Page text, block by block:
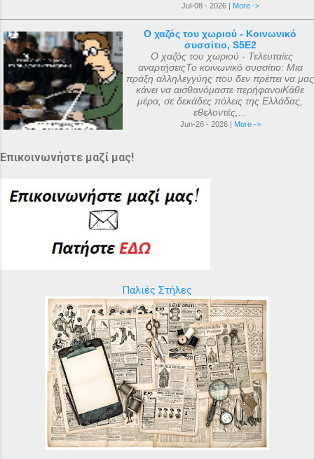
Jul-08 - 2026 | More ->
Ο χαζός του χωριού - Κοινωνικό
συσσίτιο, S5E2
Ο χαζός του χωριού - Τελευταίες
αναρτήσειςΤο κοινωνικό συσσίτιο: Μια
πράξη αλληλεγγύης που δεν πρέπει να μας
κάνει να αισθανόμαστε περήφανοιΚάθε
μέρα, σε δεκάδες πόλεις της Ελλάδας,
εθελοντές,...
Jun-26 - 2026 | More ->
Επικοινωνήστε μαζί μας!
Παλιές Στήλες